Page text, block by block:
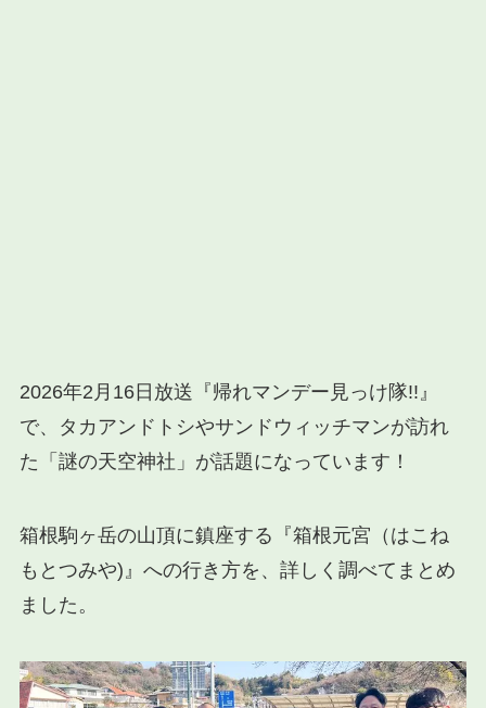
2026年2月16日放送『帰れマンデー見っけ隊!!』
で、タカアンドトシやサンドウィッチマンが訪れ
た「謎の天空神社」が話題になっています！
箱根駒ヶ岳の山頂に鎮座する『箱根元宮（はこね
もとつみや)』への行き方を、詳しく調べてまとめ
ました。